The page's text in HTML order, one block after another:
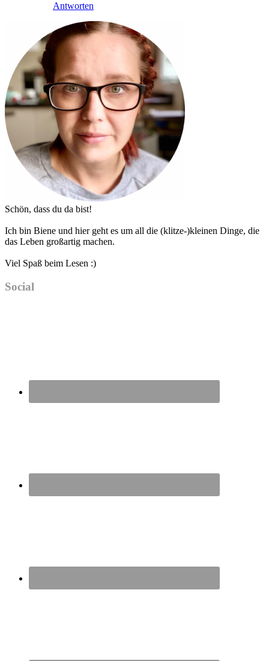
Antworten
Sidebar
Schön, dass du da bist!
Ich bin Biene und hier geht es um all die (klitze-)kleinen Dinge, die
das Leben großartig machen.
Viel Spaß beim Lesen :)
Social